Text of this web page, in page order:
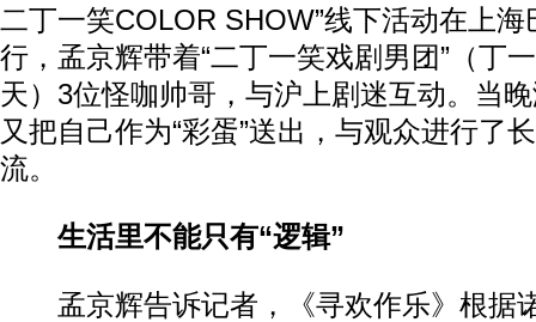
二丁一笑COLOR SHOW”线下活动在上
行，孟京辉带着“二丁一笑戏剧男团”（丁
天）3位怪咖帅哥，与沪上剧迷互动。当
又把自己作为“彩蛋”送出，与观众进行了
流。
生活里不能只有“逻辑”
孟京辉告诉记者，《寻欢作乐》根据